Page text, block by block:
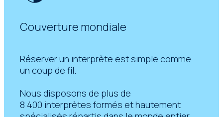
Couverture mondiale
Réserver un interprète est simple comme
un coup de fil.
Nous disposons de plus de
8 400 interprètes formés et hautement